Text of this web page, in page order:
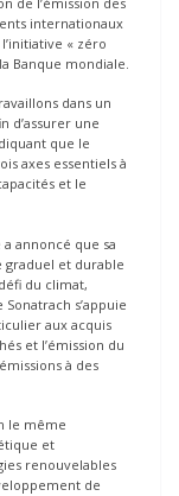
internationaux
« zéro
Banque mondiale.
dans un
d’assurer une
que le
axes essentiels à
et le
annoncé que sa
graduel et durable
du climat,
s’appuie
aux acquis
et l’émission du
à des
le même
et
renouvelables
de